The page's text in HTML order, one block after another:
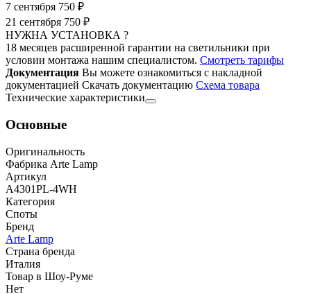
7 сентября 750 ₽
21 сентября 750 ₽
НУЖНА УСТАНОВКА ?
18 месяцев расширенной гарантии на светильники при
условии монтажа нашим специалистом. Смотреть тарифы
Документация Вы можете ознакомиться с накладной
документацией Скачать документацию Cхема товара
Технические характеристики
Основные
Оригинальность
Фабрика Arte Lamp
Артикул
A4301PL-4WH
Категория
Споты
Бренд
Arte Lamp
Страна бренда
Италия
Товар в Шоу-Руме
Нет